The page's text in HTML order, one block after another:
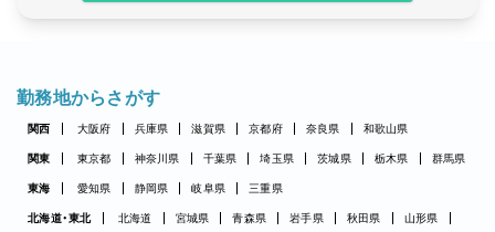
勤務地からさがす
関西 大阪府 兵庫県 滋賀県 京都府 奈良県 和歌山県
関東 東京都 神奈川県 千葉県 埼玉県 茨城県 栃木県 群馬県
東海 愛知県 静岡県 岐阜県 三重県
北海道・東北 北海道 宮城県 青森県 岩手県 秋田県
山形県